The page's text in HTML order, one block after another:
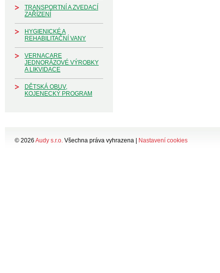
TRANSPORTNÍ A ZVEDACÍ
ZAŘÍZENÍ
HYGIENICKÉ A
REHABILITAČNÍ VANY
VERNACARE
JEDNORÁZOVÉ VÝROBKY
A LIKVIDACE
DĚTSKÁ OBUV,
KOJENECKÝ PROGRAM
© 2026 Audy s.r.o. Všechna práva vyhrazena | Nastavení cookies